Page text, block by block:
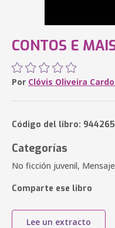
CONTOS E
Por Clóvis Oliveira
Código del libro: 944265
Categorías
No ficción juvenil,
Comparte ese libro
Lee un extracto